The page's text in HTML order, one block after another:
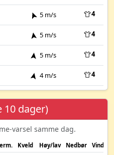
5 m/s 4
5 m/s 4
5 m/s 4
4 m/s 4
10 dager)
varsel samme dag.
Kveld Høy/lav Nedbør Vind